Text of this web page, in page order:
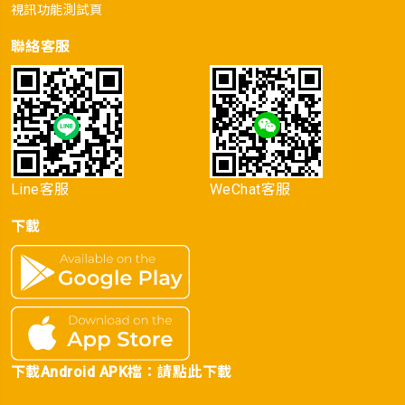
視訊功能測試頁
聯絡客服
Line客服 WeChat客服
下載
下載Android APK檔：請點此下載